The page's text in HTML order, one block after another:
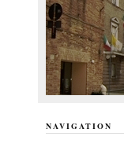
NAVIGATION